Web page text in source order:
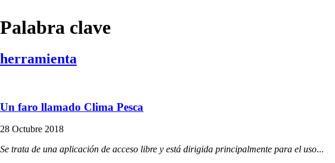
de
Palabra clave
herramienta
Un faro llamado Clima Pesca
28 Octubre 2018
Se trata de una aplicación de acceso libre y está dirigida principalmente para el uso...